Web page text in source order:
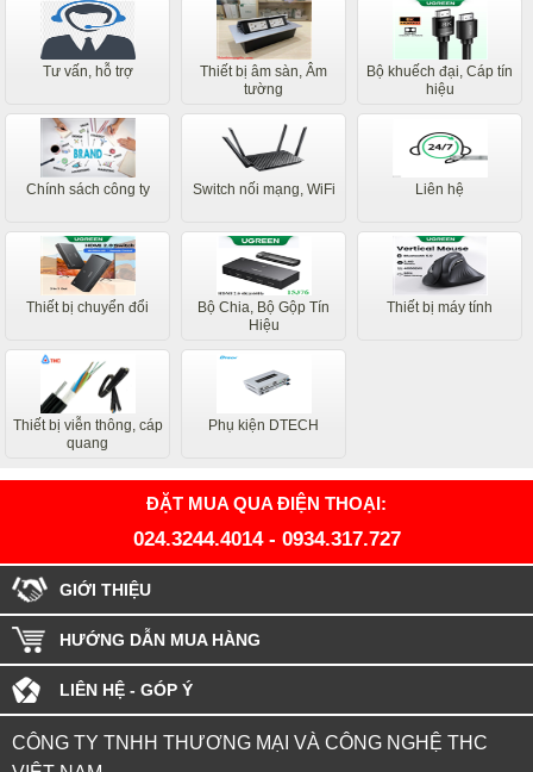
Tư vấn, hỗ trợ
Thiết bị âm sàn, Âm
tường
Bộ khuếch đại, Cáp tín
hiệu
Chính sách công ty Switch nối mạng, WiFi Liên hệ
Thiết bị chuyển đổi
Bộ Chia, Bộ Gộp Tín
Hiệu
Thiết bị máy tính
Thiết bị viễn thông, cáp
quang
Phụ kiện DTECH
ĐẶT MUA QUA ĐIỆN THOẠI:
024.3244.4014- 0934.317.727
GIỚI THIỆU
HƯỚNG DẪN MUA HÀNG
LIÊN HỆ - GÓP Ý
CÔNG TY TNHH THƯƠNG MẠI VÀ CÔNG NGHỆ THC